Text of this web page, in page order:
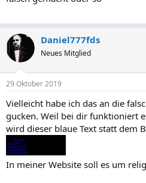
Daniel777fds
Neues Mitglied
29 Oktober 2019
Vielleicht habe ich das an die
gucken. Weil bei dir funktioniert
wird dieser blaue Text statt dem
In meiner Website soll es um